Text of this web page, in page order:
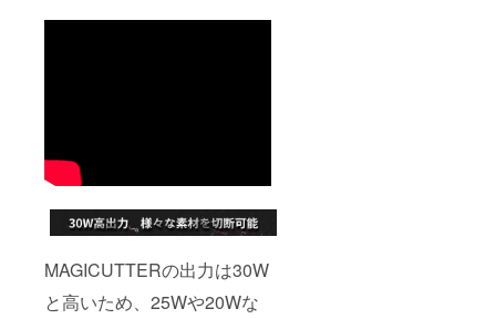
MAGICUTTERの出力は30W
と高いため、25Wや20Wな